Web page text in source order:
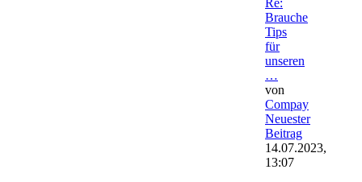
Re:
Brauche
Tips
für
unseren
…
von
Compay
Neuester
Beitrag
14.07.2023,
13:07